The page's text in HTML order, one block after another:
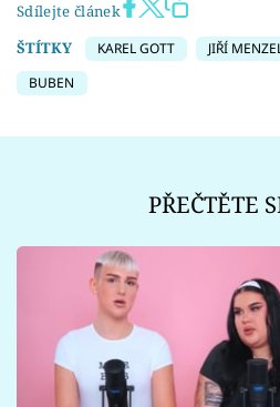
Sdílejte článek
ŠTÍTKY
KAREL GOTT JIŘÍ
BUBEN
PŘEČTĚTE